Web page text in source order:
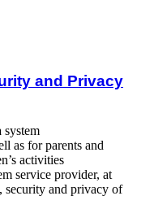
Statement
and Privacy
as for parents and
activities
service provider, at
security and privacy of